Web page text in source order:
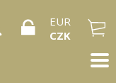
EUR
CZK